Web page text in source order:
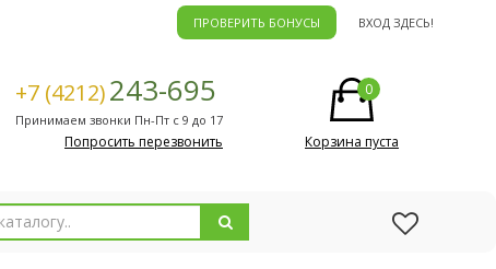
ПРОВЕРИТЬ БОНУСЫ ВХОД ЗДЕСЬ!
+7 (4212)243-695
Принимаем звонки Пн-Пт с 9 до 17
Попросить перезвонить
0
Корзина пуста